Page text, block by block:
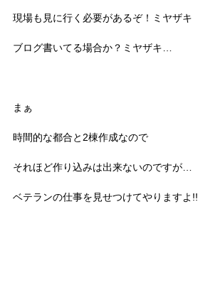
現場も見に行く必要があるぞ！ミヤザキ
ブログ書いてる場合か？ミヤザキ…
まぁ
時間的な都合と2棟作成なので
それほど作り込みは出来ないのですが…
ベテランの仕事を見せつけてやりますよ!!